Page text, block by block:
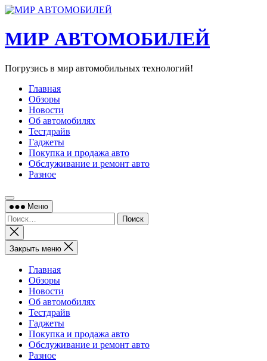
Перейти
содержимому
МИР АВТОМОБИЛЕЙ
Погрузись в мир автомобильных технологий!
Главная
Обзоры
Новости
Об автомобилях
Тестдрайв
Гаджеты
Покупка и продажа авто
Обслуживание и ремонт авто
Разное
Меню
Найти:
Закрыть
поиск
Закрыть меню
Главная
Обзоры
Новости
Об автомобилях
Тестдрайв
Гаджеты
Покупка и продажа авто
Обслуживание и ремонт авто
Разное